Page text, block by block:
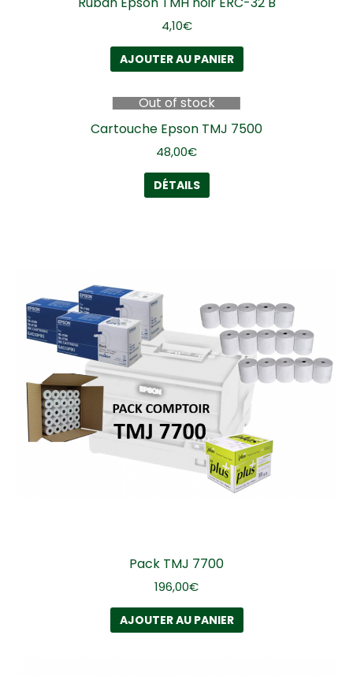
4,10€
AJOUTER AU PANIER
Out of stock
Cartouche Epson TMJ 7500
48,00€
DÉTAILS
Pack TMJ 7700
196,00€
AJOUTER AU PANIER